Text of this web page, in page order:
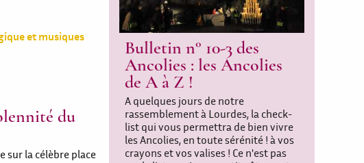
et musiques
du
sur la célèbre place
Bulletin n° 10-3 des
Ancolies : les Ancolies
de A à Z !
A quelques jours de notre
rassemblement à Lourdes, la check-
list qui vous permettra de bien vivre
les Ancolies, en toute sérénité ! à vos
crayons et vos valises ! Ce n'est pas